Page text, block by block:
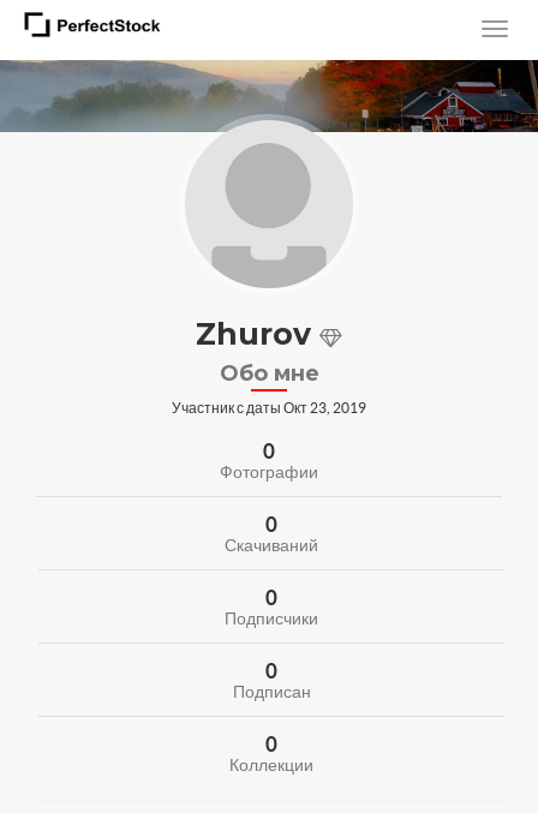
Zhurov
Обо мне
Участник с даты Окт 23, 2019
0
Фотографии
0
Скачиваний
0
Подписчики
0
Подписан
0
Коллекции